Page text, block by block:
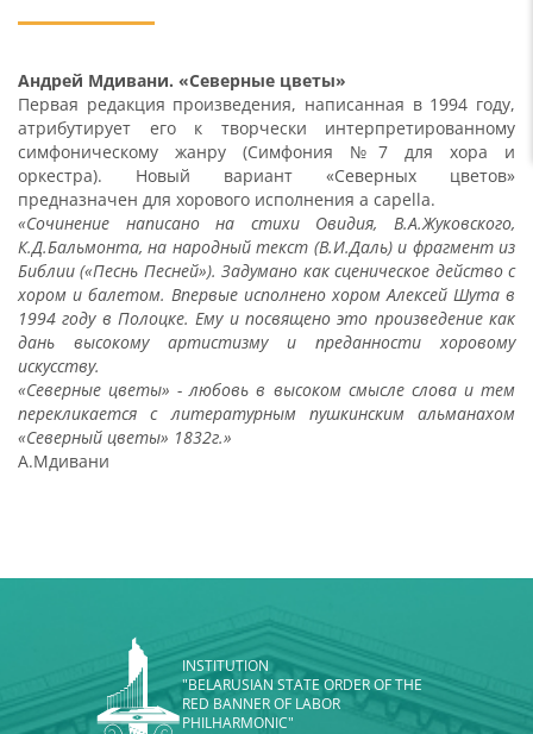
Андрей Мдивани. «Северные цветы»
Первая редакция произведения, написанная в 1994 году,
атрибутирует его к творчески интерпретированному
симфоническому жанру (Симфония №7 для хора и
оркестра). Новый вариант «Северных цветов»
предназначен для хорового исполнения a capella.
«Сочинение написано на стихи Овидия, В.А.Жуковского,
К.Д.Бальмонта, на народный текст (В.И.Даль) и фрагмент из
Библии («Песнь Песней»). Задумано как сценическое действо с
хором и балетом. Впервые исполнено хором Алексей Шута в
1994 году в Полоцке. Ему и посвящено это произведение как
дань высокому артистизму и преданности хоровому
искусству.
«Северные цветы» - любовь в высоком смысле слова и тем
перекликается с литературным пушкинским альманахом
«Северный цветы» 1832г.»
А.Мдивани
INSTITUTION
"BELARUSIAN STATE ORDER OF THE
RED BANNER OF LABOR
PHILHARMONIC"